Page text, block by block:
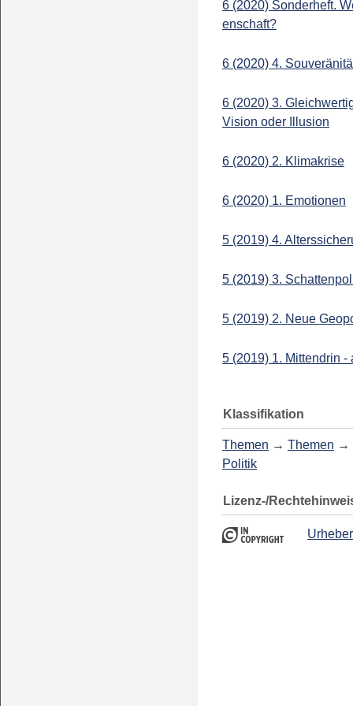
6 (2020) Sonderheft.
enschaft?
6 (2020) 4.
6 (2020) 3.
Vision oder Illusion
6 (2020) 2. Klimakrise
6 (2020) 1. Emotionen
5 (2019) 4.
5 (2019) 3.
5 (2019) 2. Neue
5 (2019) 1. Mittendrin -
Klassifikation
Themen → Themen →
Politik
Lizenz-/